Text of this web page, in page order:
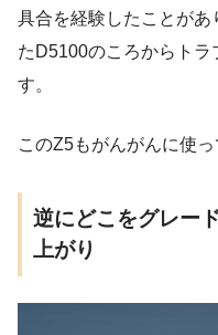
具合を経験したことがあ
たD5100のころからトラ
す。
このZ5もがんがんに使っ
逆にどこをグレー
上がり